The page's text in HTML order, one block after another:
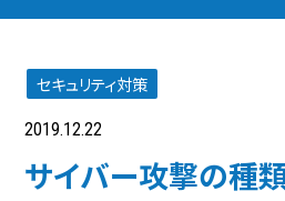
セキュリティ対策
2019.12.22
サイバー攻撃の種